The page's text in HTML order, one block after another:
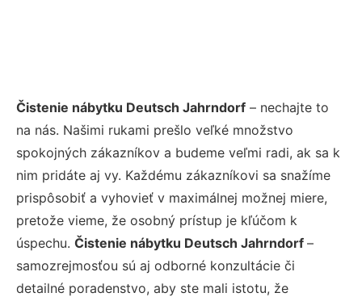
Čistenie nábytku Deutsch Jahrndorf – nechajte to
na nás. Našimi rukami prešlo veľké množstvo
spokojných zákazníkov a budeme veľmi radi, ak sa k
nim pridáte aj vy. Každému zákazníkovi sa snažíme
prispôsobiť a vyhovieť v maximálnej možnej miere,
pretože vieme, že osobný prístup je kľúčom k
úspechu. Čistenie nábytku Deutsch Jahrndorf –
samozrejmosťou sú aj odborné konzultácie či
detailné poradenstvo, aby ste mali istotu, že